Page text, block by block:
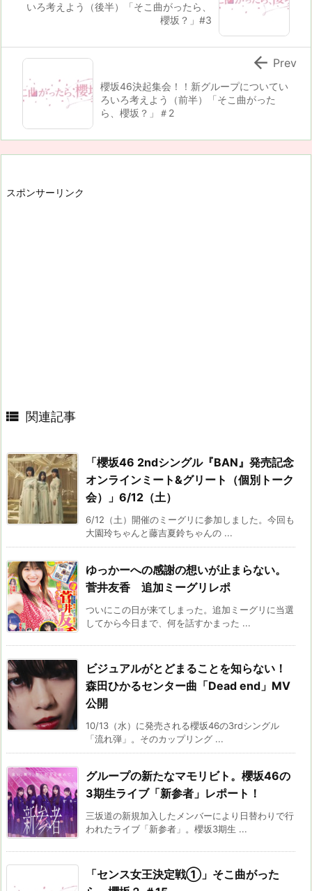
いろ考えよう（後半）「そこ曲がったら、
櫻坂？」#3
櫻坂46決起集会！！新グループについてい
ろいろ考えよう（前半）「そこ曲がった
ら、櫻坂？」＃2
 Prev
スポンサーリンク
 関連記事
「櫻坂46 2ndシングル『BAN』発売記念
オンラインミート&グリート（個別トーク
会）」6/12（土）
6/12（土）開催のミーグリに参加しました。今回も
大園玲ちゃんと藤吉夏鈴ちゃんの ...
ゆっかーへの感謝の想いが止まらない。
菅井友香 追加ミーグリレポ
ついにこの日が来てしまった。追加ミーグリに当選
してから今日まで、何を話すかまった ...
ビジュアルがとどまることを知らない！
森田ひかるセンター曲「Dead end」MV
公開
10/13（水）に発売される櫻坂46の3rdシングル
「流れ弾」。そのカップリング ...
グループの新たなマモリビト。櫻坂46の
3期生ライブ「新参者」レポート！
三坂道の新規加入したメンバーにより日替わりで行
われたライブ「新参者」。櫻坂3期生 ...
「センス女王決定戦①」そこ曲がった